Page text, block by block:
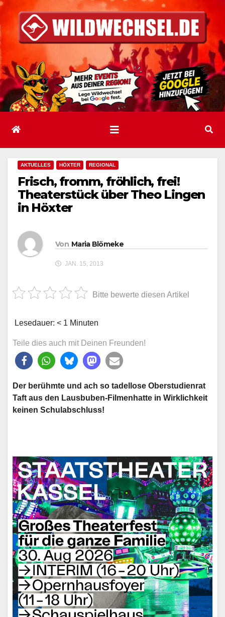
Inhalt
springen
AKTUELLES HÖXTER REGIONAL
Frisch, fromm, fröhlich, frei!
Theaterstück über Theo Lingen
in Höxter
Von Maria Blömeke
JAN. 15, 2013
Bitte bewerte diesen Artikel
Lesedauer: < 1 Minuten
Teile dies auch mit Deinen Freunden!
Der berühmte und ach so tadellose Oberstudienrat
Taft aus den Lausbuben-Filmen hatte in Wirklichkeit
keinen Schulabschluss!